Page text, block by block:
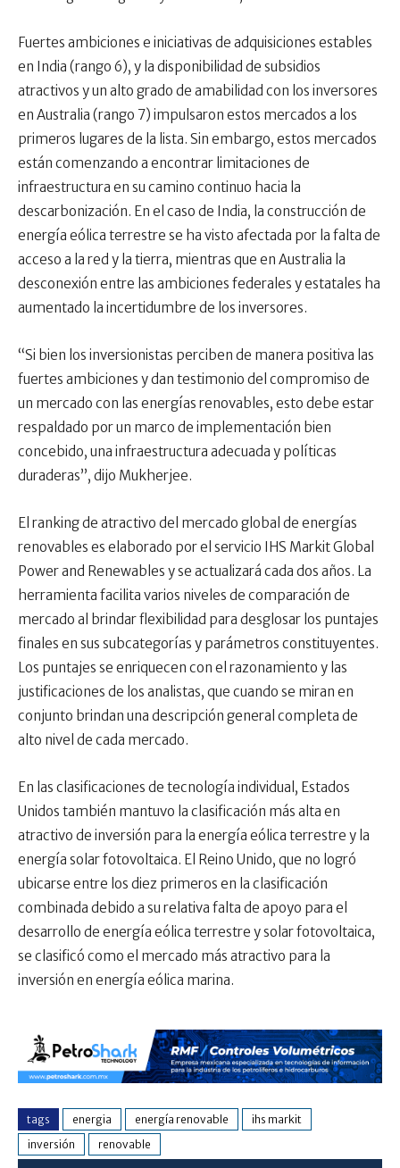
Fuertes ambiciones e iniciativas de adquisiciones estables
en India (rango 6), y la disponibilidad de subsidios
atractivos y un alto grado de amabilidad con los inversores
en Australia (rango 7) impulsaron estos mercados a los
primeros lugares de la lista. Sin embargo, estos mercados
están comenzando a encontrar limitaciones de
infraestructura en su camino continuo hacia la
descarbonización. En el caso de India, la construcción de
energía eólica terrestre se ha visto afectada por la falta de
acceso a la red y la tierra, mientras que en Australia la
desconexión entre las ambiciones federales y estatales ha
aumentado la incertidumbre de los inversores.
“Si bien los inversionistas perciben de manera positiva las
fuertes ambiciones y dan testimonio del compromiso de
un mercado con las energías renovables, esto debe estar
respaldado por un marco de implementación bien
concebido, una infraestructura adecuada y políticas
duraderas”, dijo Mukherjee.
El ranking de atractivo del mercado global de energías
renovables es elaborado por el servicio IHS Markit Global
Power and Renewables y se actualizará cada dos años. La
herramienta facilita varios niveles de comparación de
mercado al brindar flexibilidad para desglosar los puntajes
finales en sus subcategorías y parámetros constituyentes.
Los puntajes se enriquecen con el razonamiento y las
justificaciones de los analistas, que cuando se miran en
conjunto brindan una descripción general completa de
alto nivel de cada mercado.
En las clasificaciones de tecnología individual, Estados
Unidos también mantuvo la clasificación más alta en
atractivo de inversión para la energía eólica terrestre y la
energía solar fotovoltaica. El Reino Unido, que no logró
ubicarse entre los diez primeros en la clasificación
combinada debido a su relativa falta de apoyo para el
desarrollo de energía eólica terrestre y solar fotovoltaica,
se clasificó como el mercado más atractivo para la
inversión en energía eólica marina.
tags energia energía renovable
ihs markit
inversión
renovable